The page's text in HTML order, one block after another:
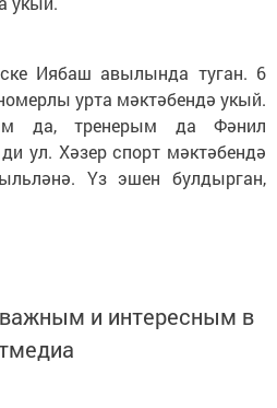
Иябаш авылында туган. 6
урта мәктәбендә укый.
да, тренерым да Фәнил
ул. Хәзер спорт мәктәбендә
Үз эшен булдырган,
и интересным в